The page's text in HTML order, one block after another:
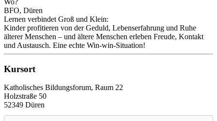
BFO, Düren
Lernen verbindet Groß und Klein:
Kinder profitieren von der Geduld, Lebenserfahrung und Ruhe
älterer Menschen – und ältere Menschen erleben Freude, Kontakt
und Austausch. Eine echte Win-win-Situation!
Kursort
Katholisches Bildungsforum, Raum 22
Holzstraße 50
52349 Düren